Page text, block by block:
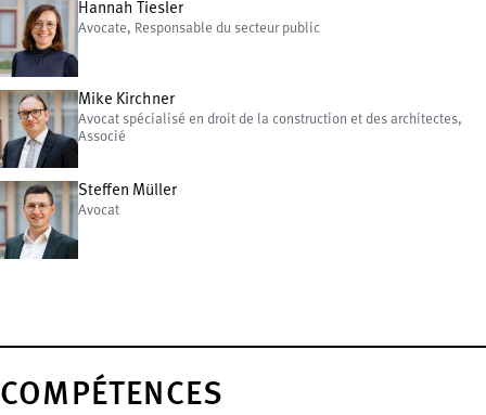
Hannah Tiesler
Avocate, Responsable du secteur public
Mike Kirchner
Avocat spécialisé en droit de la construction et des architectes,
Associé
Steffen Müller
Avocat
COMPÉTENCES